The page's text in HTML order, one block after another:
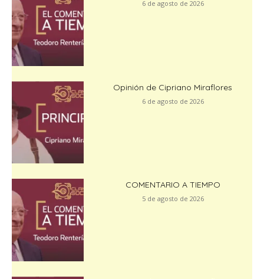
6 de agosto de 2026
Opinión de Cipriano Miraflores
6 de agosto de 2026
COMENTARIO A TIEMPO
5 de agosto de 2026